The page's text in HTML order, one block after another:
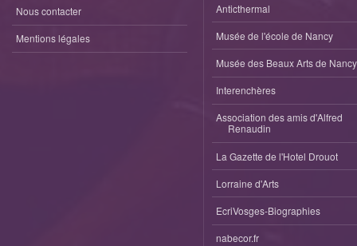
Nous contacter
Mentions légales
Anticthermal
Musée de l'école de Nancy
Musée des Beaux Arts de Nancy
Interenchères
Association des amis d'Alfred
Renaudin
La Gazette de l'Hotel Drouot
Lorraine d'Arts
EcriVosges-Biographies
nabecor.fr